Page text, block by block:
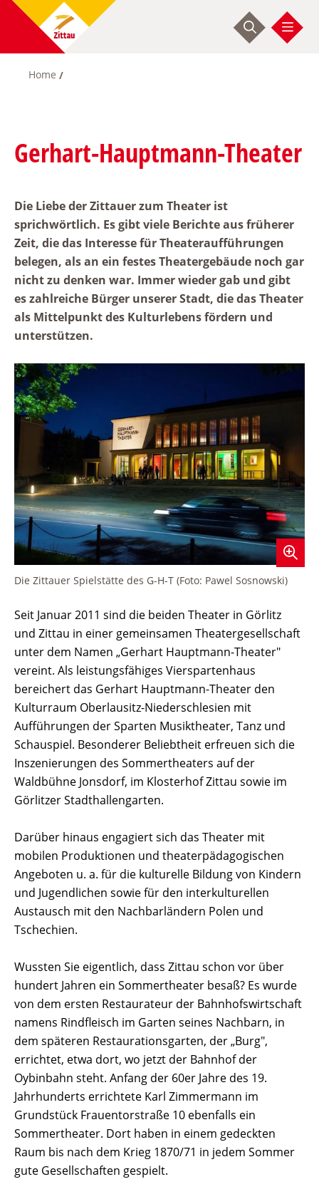
Skip
content
Home
Gerhart-Hauptmann-Theater
Die Liebe der Zittauer zum Theater ist
sprichwörtlich. Es gibt viele Berichte aus früherer
Zeit, die das Interesse für Theateraufführungen
belegen, als an ein festes Theatergebäude noch gar
nicht zu denken war. Immer wieder gab und gibt
es zahlreiche Bürger unserer Stadt, die das Theater
als Mittelpunkt des Kulturlebens fördern und
unterstützen.
Die Zittauer Spielstätte des G-H-T (Foto: Pawel Sosnowski)
Seit Januar 2011 sind die beiden Theater in Görlitz
und Zittau in einer gemeinsamen Theatergesellschaft
unter dem Namen „Gerhart Hauptmann-Theater"
vereint. Als leistungsfähiges Vierspartenhaus
bereichert das Gerhart Hauptmann-Theater den
Kulturraum Oberlausitz-Niederschlesien mit
Aufführungen der Sparten Musiktheater, Tanz und
Schauspiel. Besonderer Beliebtheit erfreuen sich die
Inszenierungen des Sommertheaters auf der
Waldbühne Jonsdorf, im Klosterhof Zittau sowie im
Görlitzer Stadthallengarten.
Darüber hinaus engagiert sich das Theater mit
mobilen Produktionen und theaterpädagogischen
Angeboten u. a. für die kulturelle Bildung von Kindern
und Jugendlichen sowie für den interkulturellen
Austausch mit den Nachbarländern Polen und
Tschechien.
Wussten Sie eigentlich, dass Zittau schon vor über
hundert Jahren ein Sommertheater besaß? Es wurde
von dem ersten Restaurateur der Bahnhofswirtschaft
namens Rindfleisch im Garten seines Nachbarn, in
dem späteren Restaurationsgarten, der „Burg",
errichtet, etwa dort, wo jetzt der Bahnhof der
Oybinbahn steht. Anfang der 60er Jahre des 19.
Jahrhunderts errichtete Karl Zimmermann im
Grundstück Frauentorstraße 10 ebenfalls ein
Sommertheater. Dort haben in einem gedeckten
Raum bis nach dem Krieg 1870/71 in jedem Sommer
gute Gesellschaften gespielt.